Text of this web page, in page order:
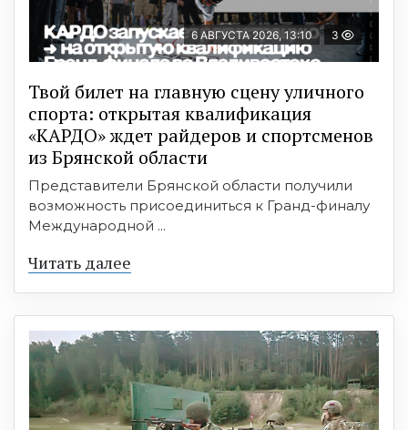
6 АВГУСТА 2026, 13:10 3
Твой билет на главную сцену уличного
спорта: открытая квалификация
«КАРДО» ждет райдеров и спортсменов
из Брянской области
Представители Брянской области получили
возможность присоединиться к Гранд-финалу
Международной ...
Читать далее